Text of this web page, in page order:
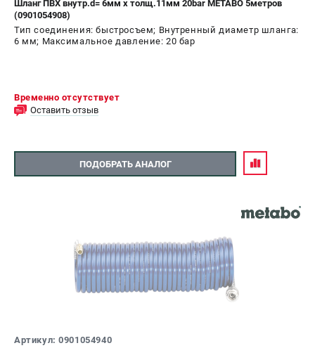
МАГАЗИНЫ
СРАВНЕНИЕ ( 0 )
Юридическим лицам
Правила обмена и возврата
О бренде
Шланг ПВХ внутр.d= 6мм х толщ.11мм 20bar METABO 5метров
(0901054908)
Тип соединения: быстросъем; Внутренный диаметр шланга:
6 мм; Максимальное давление: 20 бар
Временно отсутствует
Оставить отзыв
ПОДОБРАТЬ АНАЛОГ
Артикул: 0901054940